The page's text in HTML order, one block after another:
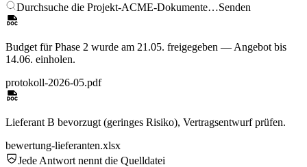
Durchsuche die Projekt-ACME-Dokumente…Senden
Budget für Phase 2 wurde am 21.05. freigegeben — Angebot bis
14.06. einholen.
protokoll-2026-05.pdf
Lieferant B bevorzugt (geringes Risiko), Vertragsentwurf prüfen.
bewertung-lieferanten.xlsx
Jede Antwort nennt die Quelldatei